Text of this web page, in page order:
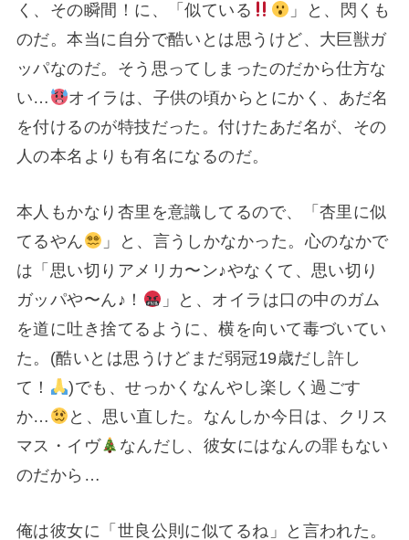
く、その瞬間！に、「似ている
」と、閃くも
のだ。本当に自分で酷いとは思うけど、大巨獣ガ
ッパなのだ。そう思ってしまったのだから仕方な
い…
オイラは、子供の頃からとにかく、あだ名
を付けるのが特技だった。付けたあだ名が、その
人の本名よりも有名になるのだ。
本人もかなり杏里を意識してるので、「杏里に似
てるやん
」と、言うしかなかった。心のなかで
は「思い切りアメリカ〜ン♪やなくて、思い切り
ガッパや〜ん♪！
」と、オイラは口の中のガム
を道に吐き捨てるように、横を向いて毒づいてい
た。(酷いとは思うけどまだ弱冠19歳だし許し
て！
)でも、せっかくなんやし楽しく過ごす
か…
と、思い直した。なんしか今日は、クリス
マス・イヴ
なんだし、彼女にはなんの罪もない
のだから…
俺は彼女に「世良公則に似てるね」と言われた。